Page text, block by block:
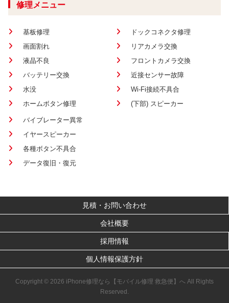
修理メニュー
基板修理
画面割れ
液晶不良
バッテリー交換
水没
ホームボタン修理
ドックコネクタ修理
リアカメラ交換
フロントカメラ交換
近接センサー故障
Wi-Fi接続不具合
(下部) スピーカー
バイブレーター異常
イヤースピーカー
各種ボタン不具合
データ復旧・復元
見積・お問い合わせ
会社概要
採用情報
個人情報保護方針
Copyright © 2026 iPhone修理なら【モバイル修理 救急便】へ All Rights
Reserved.